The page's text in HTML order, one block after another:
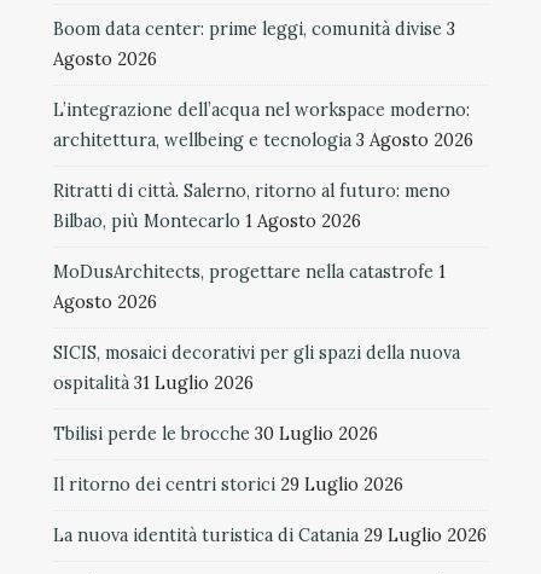
Boom data center: prime leggi, comunità divise 3
Agosto 2026
L’integrazione dell’acqua nel workspace moderno:
architettura, wellbeing e tecnologia 3 Agosto 2026
Ritratti di città. Salerno, ritorno al futuro: meno
Bilbao, più Montecarlo 1 Agosto 2026
MoDusArchitects, progettare nella catastrofe 1
Agosto 2026
SICIS, mosaici decorativi per gli spazi della nuova
ospitalità 31 Luglio 2026
Tbilisi perde le brocche 30 Luglio 2026
Il ritorno dei centri storici 29 Luglio 2026
La nuova identità turistica di Catania 29 Luglio 2026